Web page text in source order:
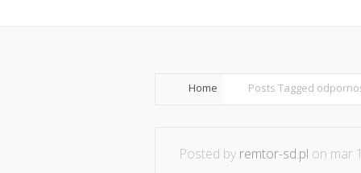
Home Posts Tagged
Posted by remtor-sd.pl on mar